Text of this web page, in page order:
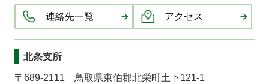
連絡先一覧 アクセス
北条支所
〒689-2111 鳥取県東伯郡北栄町土下121-1